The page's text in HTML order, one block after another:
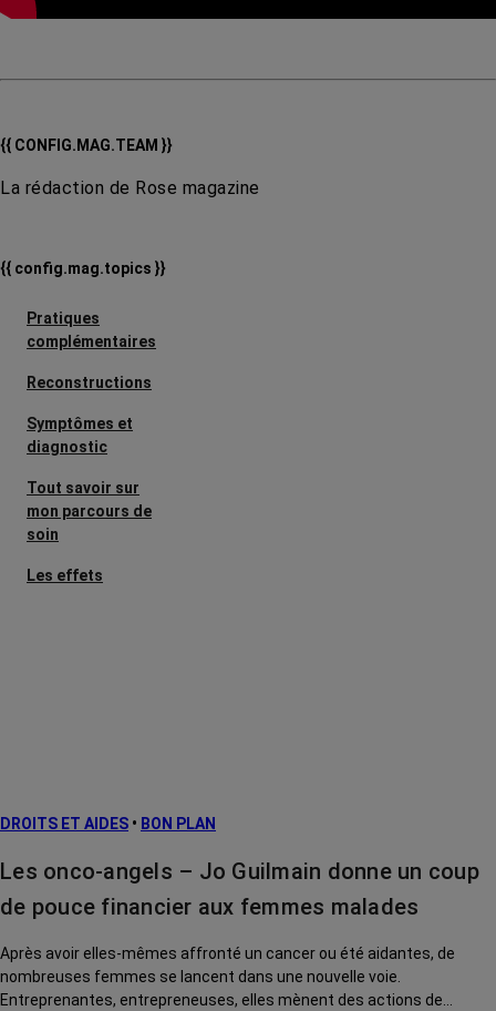
{{ CONFIG.MAG.TEAM }}
La rédaction de Rose magazine
{{ config.mag.topics }}
Pratiques
complémentaires
Reconstructions
Symptômes et
diagnostic
Tout savoir sur
mon parcours de
soin
Les effets
Traitements
La vie autour
DROITS ET AIDES • BON PLAN
Les onco-angels – Jo Guilmain donne un coup
de pouce financier aux femmes malades
Après avoir elles-mêmes affronté un cancer ou été aidantes, de
nombreuses femmes se lancent dans une nouvelle voie.
Entreprenantes, entrepreneuses, elles mènent des actions de